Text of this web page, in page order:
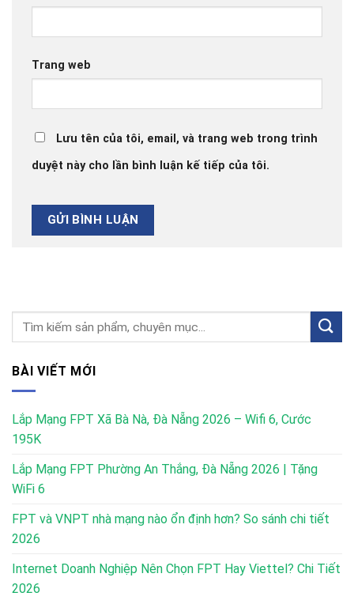
Trang web
Lưu tên của tôi, email, và trang web trong trình
duyệt này cho lần bình luận kế tiếp của tôi.
BÀI VIẾT MỚI
Lắp Mạng FPT Xã Bà Nà, Đà Nẵng 2026 – Wifi 6, Cước
195K
Lắp Mạng FPT Phường An Thắng, Đà Nẵng 2026 | Tặng
WiFi 6
FPT và VNPT nhà mạng nào ổn định hơn? So sánh chi tiết
2026
Internet Doanh Nghiệp Nên Chọn FPT Hay Viettel? Chi Tiết
2026